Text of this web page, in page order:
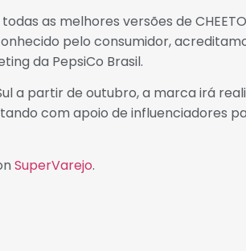
as melhores versões de
pelo consumidor,
da PepsiCo Brasil.
a partir de outubro, a marca irá
com apoio de influenciadores
SuperVarejo.